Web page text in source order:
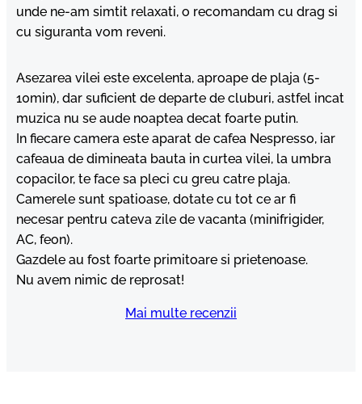
unde ne-am simtit relaxati, o recomandam cu drag si
cu siguranta vom reveni.
Asezarea vilei este excelenta, aproape de plaja (5-
10min), dar suficient de departe de cluburi, astfel incat
muzica nu se aude noaptea decat foarte putin.
In fiecare camera este aparat de cafea Nespresso, iar
cafeaua de dimineata bauta in curtea vilei, la umbra
copacilor, te face sa pleci cu greu catre plaja.
Camerele sunt spatioase, dotate cu tot ce ar fi
necesar pentru cateva zile de vacanta (minifrigider,
AC, feon).
Gazdele au fost foarte primitoare si prietenoase.
Nu avem nimic de reprosat!
Mai multe recenzii